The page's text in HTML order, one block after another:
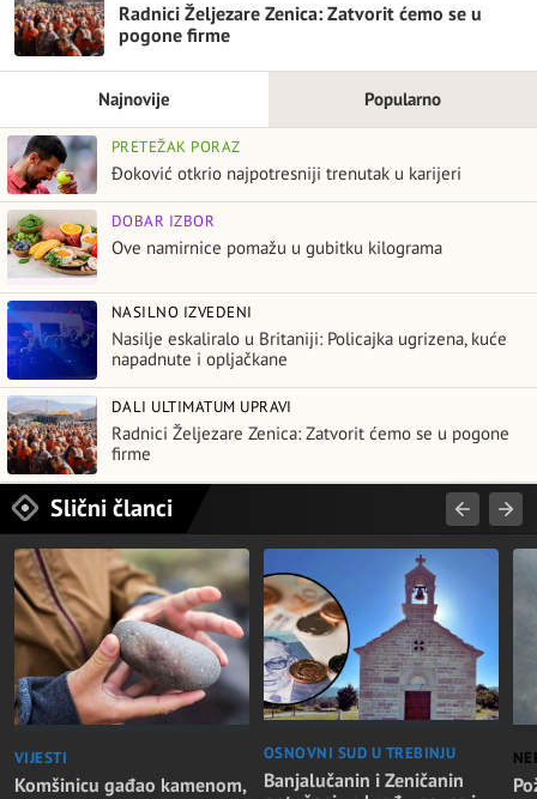
Radnici Željezare Zenica: Zatvorit ćemo se u
pogone firme
Najnovije Popularno
PRETEŽAK PORAZ
Đoković otkrio najpotresniji trenutak u karijeri
DOBAR IZBOR
Ove namirnice pomažu u gubitku kilograma
NASILNO IZVEDENI
Nasilje eskaliralo u Britaniji: Policajka ugrizena, kuće
napadnute i opljačkane
DALI ULTIMATUM UPRAVI
Radnici Željezare Zenica: Zatvorit ćemo se u pogone
firme
Slični članci
VIJESTI
Komšinicu gađao kamenom,
OSNOVNI SUD U TREBINJU
Banjalučanin i Zeničanin